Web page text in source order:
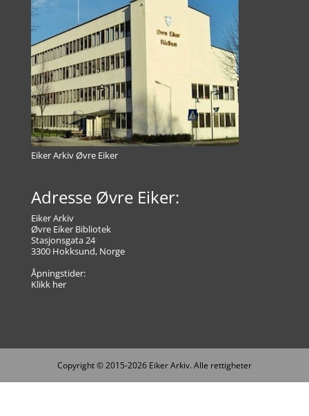
Eiker Arkiv Øvre Eiker
Adresse Øvre Eiker:
Eiker Arkiv
Øvre Eiker Bibliotek
Stasjonsgata 24
3300 Hokksund, Norge
Åpningstider:
Klikk her
Copyright © 2015-2026 Eiker Arkiv. Alle rettigheter